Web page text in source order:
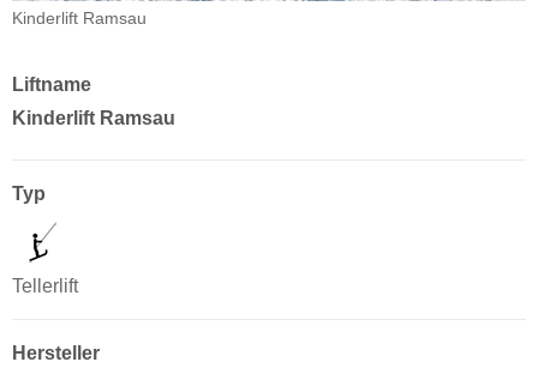
Kinderlift Ramsau
Liftname
Kinderlift Ramsau
Typ
Tellerlift
Hersteller